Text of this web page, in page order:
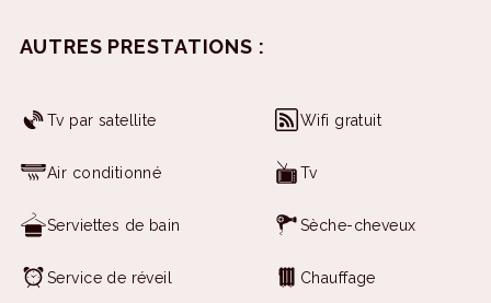
AUTRES PRESTATIONS :
Tv par satellite Wifi gratuit
Air conditionné Tv
Serviettes de bain Sèche-cheveux
Service de réveil Chauffage